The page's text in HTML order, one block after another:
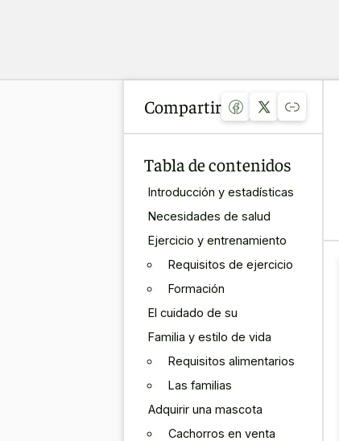
Compartir
Tabla de contenidos
Introducción y estadísticas
Necesidades de salud
Ejercicio y entrenamiento
Requisitos de ejercicio
Formación
El cuidado de su
Familia y estilo de vida
Requisitos alimentarios
Las familias
Adquirir una mascota
Cachorros en venta